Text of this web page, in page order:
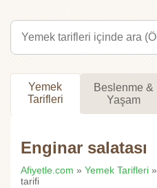
Yemek
Tarifleri
Beslenme &
Yaşam
Enginar salatası
Afiyetle.com » Yemek Tarifleri »
tarifi